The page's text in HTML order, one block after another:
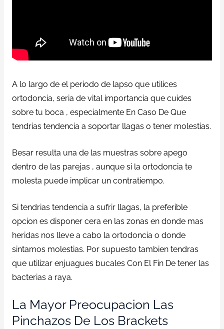
A lo largo de el periodo de lapso que utilices
ortodoncia, seria de vital importancia que cuides
sobre tu boca , especialmente En Caso De Que
tendrias tendencia a soportar llagas o tener molestias.
Besar resulta una de las muestras sobre apego
dentro de las parejas , aunque si la ortodoncia te
molesta puede implicar un contratiempo.
Si tendrias tendencia a sufrir llagas, la preferible
opcion es disponer cera en las zonas en donde mas
heridas nos lleve a cabo la ortodoncia o donde
sintamos molestias. Por supuesto tambien tendras
que utilizar enjuagues bucales Con El Fin De tener las
bacterias a raya.
La Mayor Preocupacion Las
Pinchazos De Los Brackets